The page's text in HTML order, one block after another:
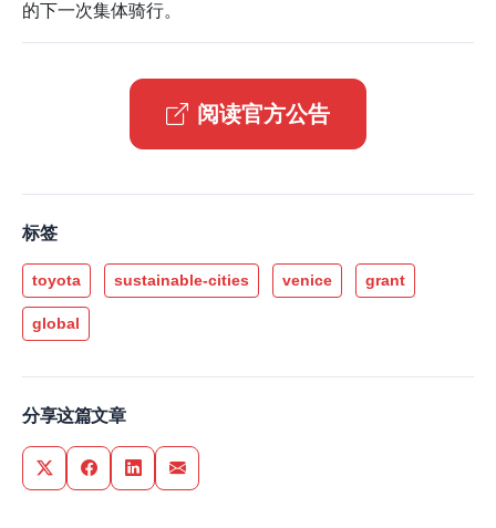
的下一次集体骑行。
阅读官方公告
标签
toyota sustainable-cities venice grant
global
分享这篇文章
Share on Twitter
Share on Facebook
Share on LinkedIn
Share via Email